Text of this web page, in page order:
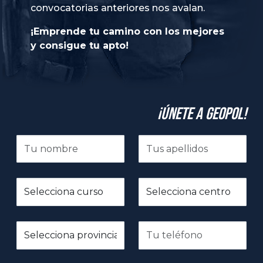
convocatorias anteriores nos avalan.
¡Emprende tu camino con los mejores
y consigue tu apto!
¡Únete a GeoPol!